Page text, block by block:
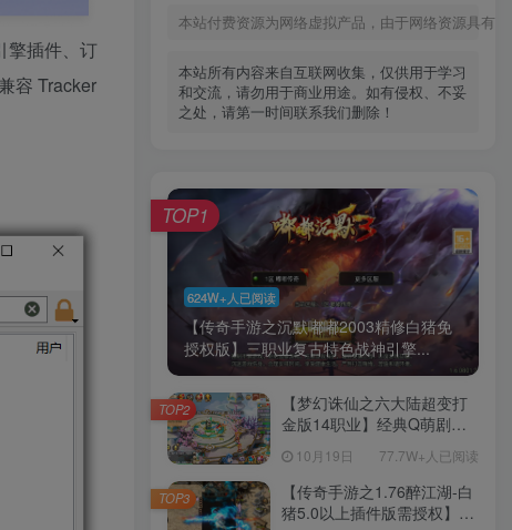
擎插件、订
容 Tracker
本站付费资源为网络虚拟产品，由于网络资源具有
本站所有内容来自互联网收集，仅供用于学习
和交流，请勿用于商业用途。如有侵权、不妥
之处，请第一时间联系我们删除！
624W+人已阅读
【传奇手游之沉默嘟嘟2003精修白猪免
授权版】三职业复古特色战神引擎...
TOP1
【梦幻诛仙之六大陆超变打
金版14职业】经典Q萌剧情
Linux服务端源码视频架设教
程-新版多功能GM网页后台
工具-安卓苹果IOS双端版
10月19日 77.7W+人已阅读
TOP2
【传奇手游之1.76醉江湖-白
猪5.0以上插件版需授权】三
TOP3